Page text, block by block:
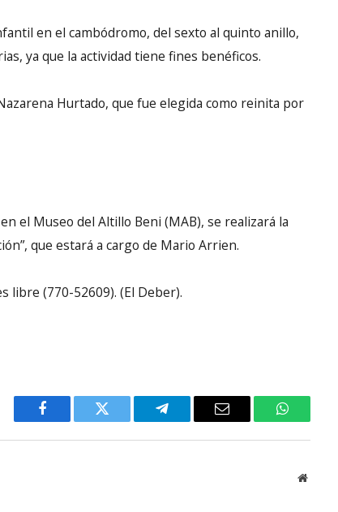
en el cambódromo, del sexto al quinto anillo,
ya que la actividad tiene fines benéficos.
Hurtado, que fue elegida como reinita por
el Museo del Altillo Beni (MAB), se realizará la
que estará a cargo de Mario Arrien.
libre (770-52609). (El Deber).
Facebook Twitter Telegram Email WhatsApp
Website